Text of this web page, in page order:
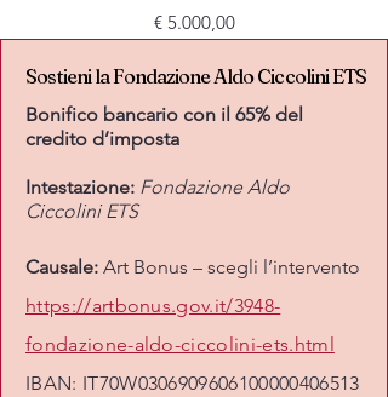
€ 5.000,00
Sostieni la Fondazione Aldo Ciccolini ETS
Sostieni la Fondazione Aldo Ciccolini ETS
Bonifico bancario con il 65% del
credito d’imposta
Intestazione: Fondazione Aldo
Ciccolini ETS
Causale: Art Bonus – scegli l’intervento
https://artbonus.gov.it/3948-
fondazione-aldo-ciccolini-ets.html
IBAN: IT70W0306909606100000406513